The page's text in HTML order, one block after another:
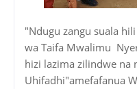
"Ndugu zangu suala
wa Taifa Mwalimu
hizi lazima zilindwe na
Uhifadhi"amefafanua